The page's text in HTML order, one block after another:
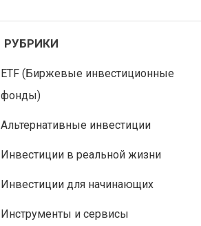
РУБРИКИ
ETF (Биржевые инвестиционные
фонды)
Альтернативные инвестиции
Инвестиции в реальной жизни
Инвестиции для начинающих
Инструменты и сервисы